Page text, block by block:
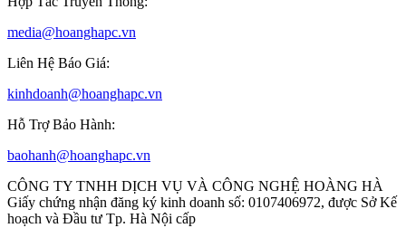
media@hoanghapc.vn
Liên Hệ Báo Giá:
kinhdoanh@hoanghapc.vn
Hỗ Trợ Bảo Hành:
baohanh@hoanghapc.vn
CÔNG TY TNHH DỊCH VỤ VÀ CÔNG NGHỆ HOÀNG HÀ
Giấy chứng nhận đăng ký kinh doanh số: 0107406972, được Sở Kế
hoạch và Đầu tư Tp. Hà Nội cấp